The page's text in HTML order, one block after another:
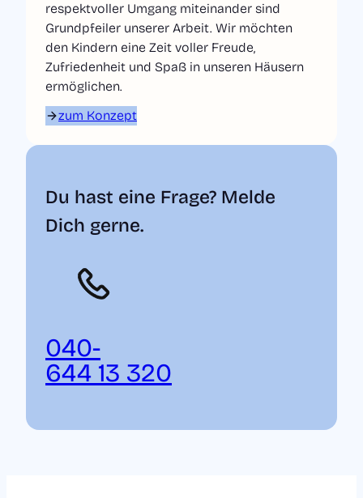
respektvoller Umgang miteinander sind
Grundpfeiler unserer Arbeit. Wir möchten
den Kindern eine Zeit voller Freude,
Zufriedenheit und Spaß in unseren Häusern
ermöglichen.
zum Konzept
Du hast eine Frage? Melde
Dich gerne.
040-
644 13 320